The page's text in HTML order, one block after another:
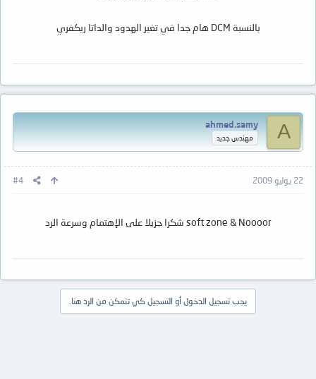
بالنسبة DCM هام جدا في تغير الهدود والداتا ريكفري
A
ahmed.samy
مهندس جديد
22 يوليو 2009 #4
soft zone & Noooor شكرا جزيلا على الإهتمام وسرعة الرد
يجب تسجيل الدخول أو التسجيل كي تتمكن من الرد هنا.